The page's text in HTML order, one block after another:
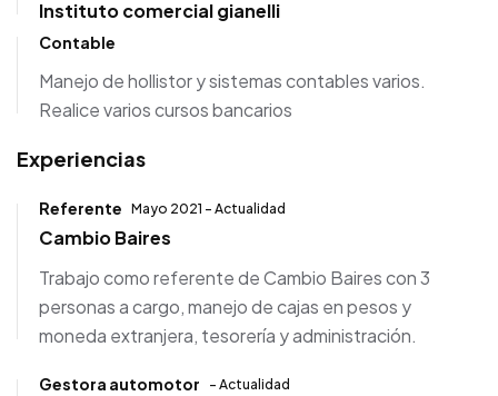
Instituto comercial gianelli
Contable
Manejo de hollistor y sistemas contables varios.
Realice varios cursos bancarios
Experiencias
Referente Mayo 2021 - Actualidad
Cambio Baires
Trabajo como referente de Cambio Baires con 3
personas a cargo, manejo de cajas en pesos y
moneda extranjera, tesorería y administración.
Gestora automotor - Actualidad